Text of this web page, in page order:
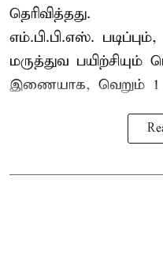
தெரிவித்தது.
எம்.பி.பி.எஸ்.
மருத்துவ பயிற்சியும்
இணையாக, வெறும்